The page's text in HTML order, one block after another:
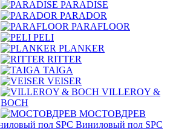
PARADISE
PARADOR
PARAFLOOR
PELI
PLANKER
RITTER
TAIGA
VEISER
VILLEROY &
BOCH
МОСТОВДРЕВ
Виниловый пол SPC